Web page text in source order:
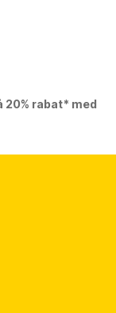
20% rabat* med